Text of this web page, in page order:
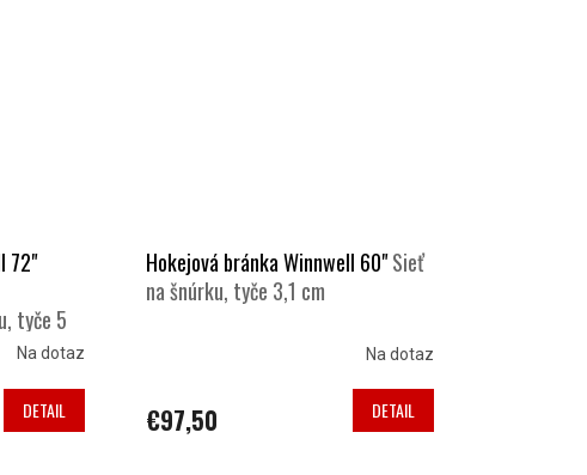
72"
tyče 5
Na dotaz
DETAIL
Hokejová bránka Winnwell 60"Sieť
na šnúrku, tyče 3,1 cm
Na dotaz
€97,50 DETAIL